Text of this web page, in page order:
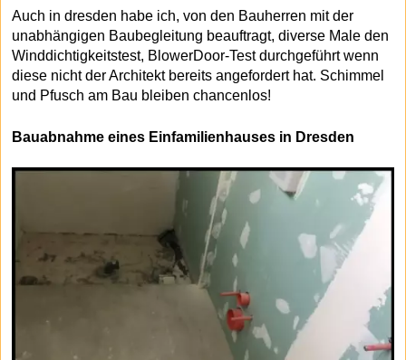
Auch in dresden habe ich, von den Bauherren mit der
unabhängigen Baubegleitung beauftragt, diverse Male den
Winddichtigkeitstest, BlowerDoor-Test durchgeführt wenn
diese nicht der Architekt bereits angefordert hat. Schimmel
und Pfusch am Bau bleiben chancenlos!
Bauabnahme eines Einfamilienhauses in Dresden